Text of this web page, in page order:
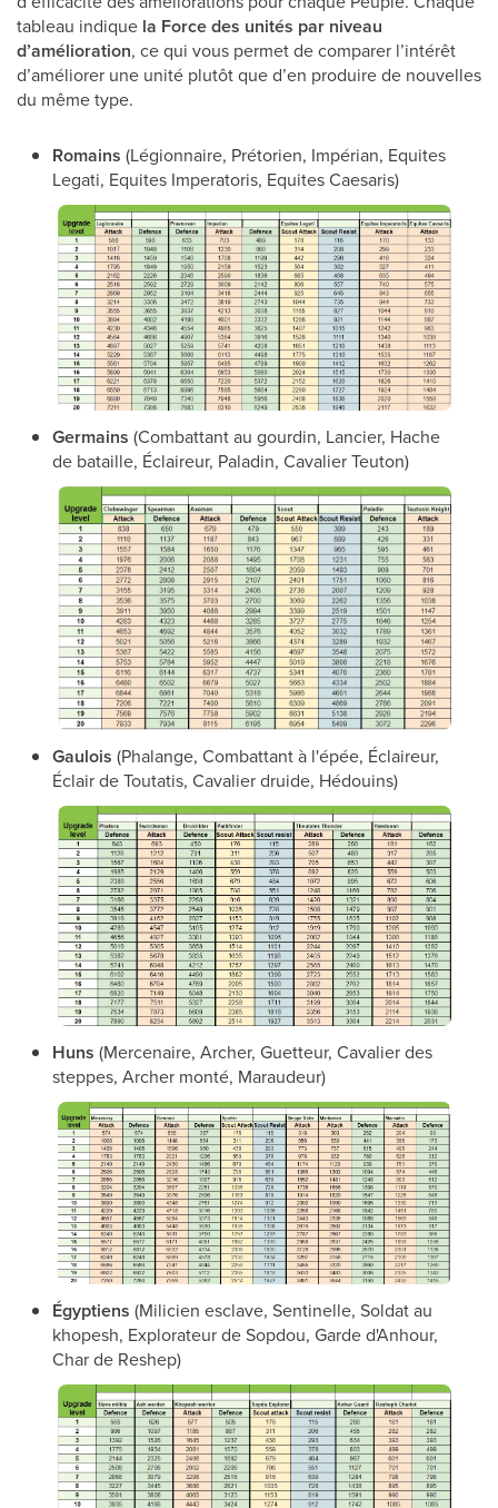
tableau indique la Force des unités par niveau
d’amélioration, ce qui vous permet de comparer l’intérêt
d’améliorer une unité plutôt que d’en produire de nouvelles
du même type.
Romains (Légionnaire, Prétorien, Impérian, Equites
Legati, Equites Imperatoris, Equites Caesaris)
Germains (Combattant au gourdin, Lancier, Hache
de bataille, Éclaireur, Paladin, Cavalier Teuton)
Gaulois (Phalange, Combattant à l'épée, Éclaireur,
Éclair de Toutatis, Cavalier druide, Hédouins)
Huns (Mercenaire, Archer, Guetteur, Cavalier des
steppes, Archer monté, Maraudeur)
Égyptiens (Milicien esclave, Sentinelle, Soldat au
khopesh, Explorateur de Sopdou, Garde d'Anhour,
Char de Reshep)